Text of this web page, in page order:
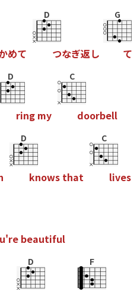
めて
D
つなぎ返し
G
て
D
ring my
C
doorbell
D
knows that
C
lives
u're beautiful
D F